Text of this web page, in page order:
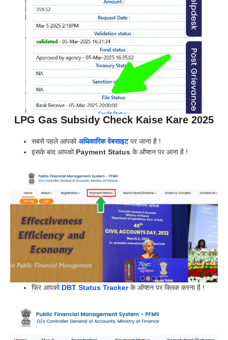
LPG Gas Subsidy Check Kaise Kare 2025
सबसे पहले आपकोअधिकारिक वेबसाइटपर जाना है !
इसके बाद आपको Payment Status के ऑप्शन पर आना है !
फिर आपको DBT Status Trackerके ऑप्शन पर क्लिक करना है !